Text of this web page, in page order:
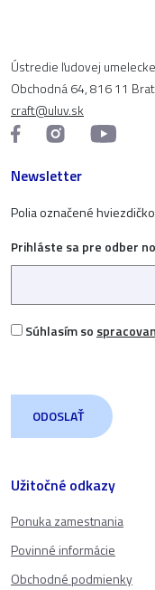
Užitočné odkazy
Ponuka zamestnania
Povinné informácie
Obchodné podmienky
Ústredie ľudovej
Obchodná 64, 816 11
craft@uluv.sk
Newsletter
Polia označené
Prihláste sa pre odber
Súhlasím so